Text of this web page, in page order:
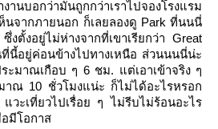
านบอกว่ามันถูกกว่าเราไปจองโรงแรม
นจากภายนอก ก็เลยลองดู Park ที่นนนี่
ตั้งอยู่ไม่ห่างจากที่เขาเรียกว่า Great
นี้อยู่ค่อนข้างไปทางเหนือ ส่วนนนนี่น่ะ
ะมาณเกือบ ๆ 6 ชม. แต่เอาเข้าจริง ๆ
าณ 10 ชั่วโมงแน่ะ ก็ไม่ได้อะไรหรอก
แวะเที่ยวไปเรื่อย ๆ ไม่รีบไม่ร้อนอะไร
มีโอกาส